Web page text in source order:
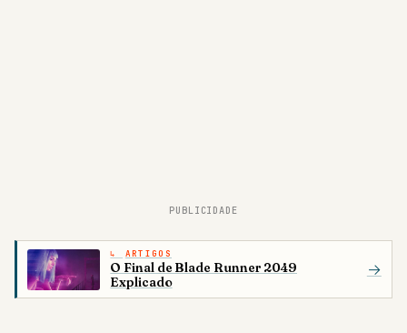
PUBLICIDADE
ARTIGOS
O Final de Blade Runner 2049
Explicado
→